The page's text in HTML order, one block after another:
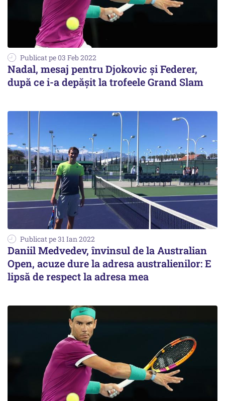
Publicat pe 03 Feb 2022
Nadal, mesaj pentru Djokovic şi Federer,
după ce i-a depăşit la trofeele Grand Slam
Publicat pe 31 Ian 2022
Daniil Medvedev, învinsul de la Australian
Open, acuze dure la adresa australienilor: E
lipsă de respect la adresa mea